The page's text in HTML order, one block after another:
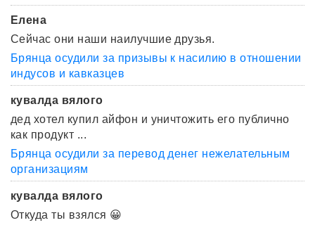
Елена
Сейчас они наши наилучшие друзья.
Брянца осудили за призывы к насилию в отношении
индусов и кавказцев
кувалда вялого
дед хотел купил айфон и уничтожить его публично
как продукт ...
Брянца осудили за перевод денег нежелательным
организациям
кувалда вялого
Откуда ты взялся 😀